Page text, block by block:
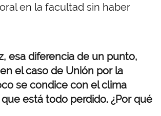
en la facultad sin haber
esa diferencia de un punto,
el caso de Unión por la
se condice con el clima
está todo perdido. ¿Por qué